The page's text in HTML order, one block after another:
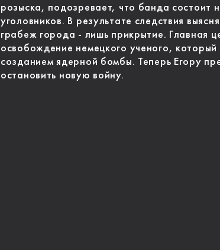
розыска, подозревает, что банда состоит
уголовников. В результате следствия
грабеж города - лишь прикрытие. Главная
освобождение немецкого ученого,
созданием ядерной бомбы. Теперь Егору
остановить новую войну.